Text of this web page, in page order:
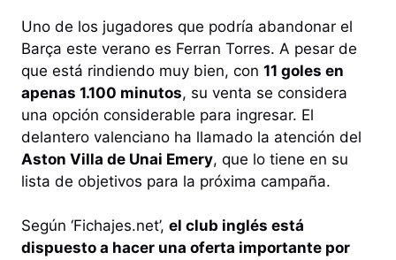
Uno de los jugadores que podría abandonar el
Barça este verano es Ferran Torres. A pesar de
que está rindiendo muy bien, con 11 goles en
apenas 1.100 minutos, su venta se considera
una opción considerable para ingresar. El
delantero valenciano ha llamado la atención del
Aston Villa de Unai Emery, que lo tiene en su
lista de objetivos para la próxima campaña.
Según ‘Fichajes.net’, el club inglés está
dispuesto a hacer una oferta importante por